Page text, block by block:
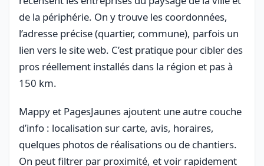
de la périphérie. On y trouve les coordonnées,
l’adresse précise (quartier, commune), parfois un
lien vers le site web. C’est pratique pour cibler des
pros réellement installés dans la région et pas à
150 km.
Mappy et PagesJaunes ajoutent une autre couche
d’info : localisation sur carte, avis, horaires,
quelques photos de réalisations ou de chantiers.
On peut filtrer par proximité, et voir rapidement